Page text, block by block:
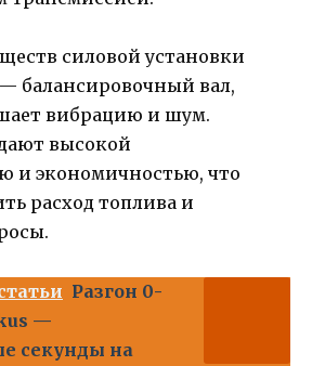
силовой установки
— балансировочный вал,
вибрацию и шум.
высокой
и экономичностью, что
расход топлива и
Разгон 0-
—
секунды на